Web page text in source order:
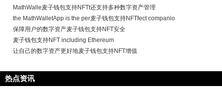
MathWalle麦子钱包支持NFTt还支持多种数字资产管理
the MathWalletApp is the per麦子钱包支持NFTfect companio
保障用户的数字资产麦子钱包支持NFT安全
麦子钱包支持NFT including Ethereum
让自己的数字资产更好地麦子钱包支持NFT增值
热点资讯